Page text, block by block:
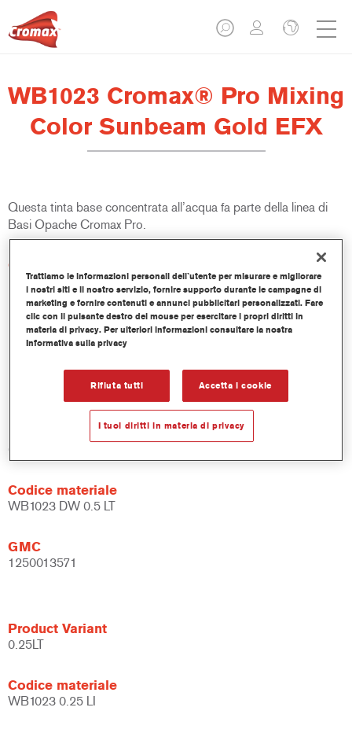
WB1023 Cromax® Pro Mixing
Color Sunbeam Gold EFX
Questa tinta base concentrata all’acqua fa parte della linea di
Basi Opache Cromax Pro.
Caratteristiche del prodotto
Copertura e abbinamento colore eccellenti.
Veloce ed economica, aiuta ad incrementare i volumi delle
lavorazioni e la produttività.
Fa parte di un completo sistema di tinte e resine dedicato.
Ampia finestra di applicazione.
Flessibile – può essere usata in diverse condizioni climatiche
e con diverse tecniche di applicazione.
Product Variant
0.5LT
Codice materiale
WB1023 DW 0.5 LT
GMC
1250013571
Product Variant
0.25LT
Codice materiale
WB1023 0.25 LI
Trattiamo le informazioni personali dell`utente per misurare e migliorare
i nostri siti e il nostro servizio, fornire supporto durante le campagne di
marketing e fornire contenuti e annunci pubblicitari personalizzati. Fare
clic con il pulsante destro del mouse per esercitare i propri diritti in
materia di privacy. Per ulteriori informazioni consultare la nostra
Informativa sulla privacy
Rifiuta tutti Accetta i cookie
I tuoi diritti in materia di privacy